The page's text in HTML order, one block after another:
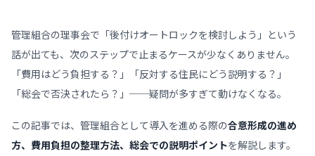
管理組合の理事会で「後付けオートロックを検討しよう」という
話が出ても、次のステップで止まるケースが少なくありません。
「費用はどう負担する？」「反対する住民にどう説明する？」
「総会で否決されたら？」──疑問が多すぎて動けなくなる。
この記事では、管理組合として導入を進める際の合意形成の進め
方、費用負担の整理方法、総会での説明ポイントを解説します。